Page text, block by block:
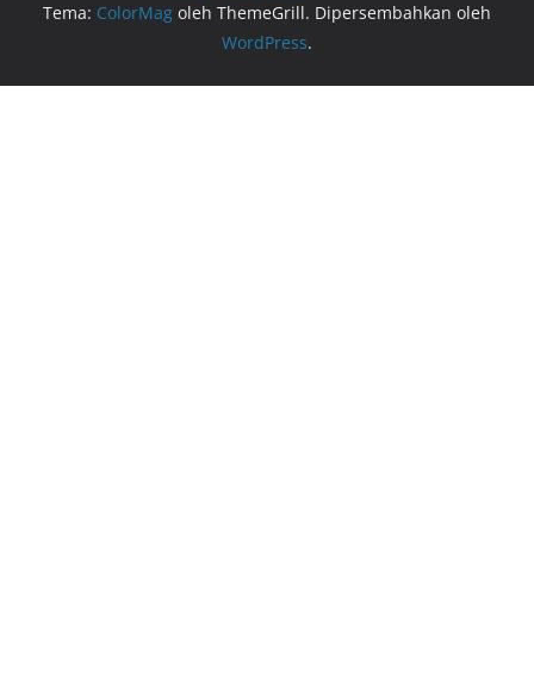
Tema: ColorMag oleh ThemeGrill. Dipersembahkan oleh
WordPress.